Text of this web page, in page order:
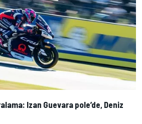
Izan Guevara pole’de, Deniz